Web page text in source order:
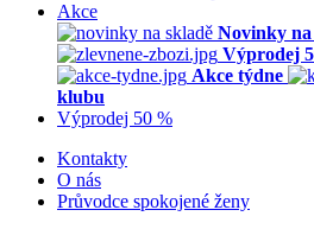
Akce
Novinky na
Výprodej
Akce týdne
klubu
Výprodej 50 %
Kontakty
O nás
Průvodce spokojené ženy